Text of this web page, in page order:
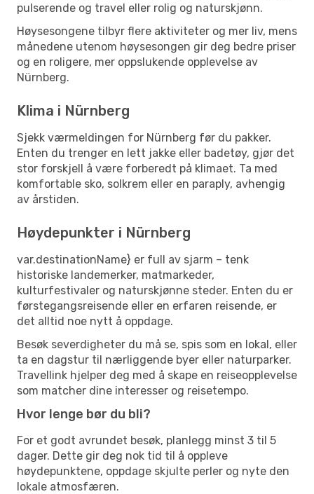
pulserende og travel eller rolig og naturskjønn.
Høysesongene tilbyr flere aktiviteter og mer liv, mens
månedene utenom høysesongen gir deg bedre priser
og en roligere, mer oppslukende opplevelse av
Nürnberg.
Klima i Nürnberg
Sjekk værmeldingen for Nürnberg før du pakker.
Enten du trenger en lett jakke eller badetøy, gjør det
stor forskjell å være forberedt på klimaet. Ta med
komfortable sko, solkrem eller en paraply, avhengig
av årstiden.
Høydepunkter i Nürnberg
var.destinationName} er full av sjarm – tenk
historiske landemerker, matmarkeder,
kulturfestivaler og naturskjønne steder. Enten du er
førstegangsreisende eller en erfaren reisende, er
det alltid noe nytt å oppdage.
Besøk severdigheter du må se, spis som en lokal, eller
ta en dagstur til nærliggende byer eller naturparker.
Travellink hjelper deg med å skape en reiseopplevelse
som matcher dine interesser og reisetempo.
Hvor lenge bør du bli?
For et godt avrundet besøk, planlegg minst 3 til 5
dager. Dette gir deg nok tid til å oppleve
høydepunktene, oppdage skjulte perler og nyte den
lokale atmosfæren.